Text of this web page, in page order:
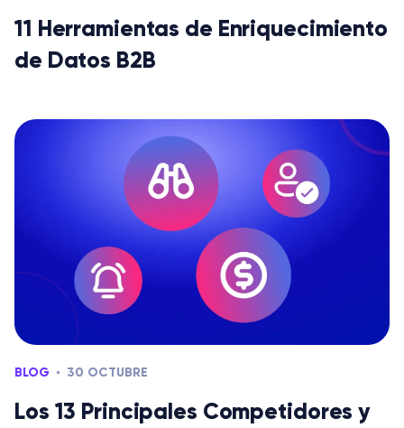
11 Herramientas de Enriquecimiento
de Datos B2B
BLOG 30 OCTUBRE
Los 13 Principales Competidores y